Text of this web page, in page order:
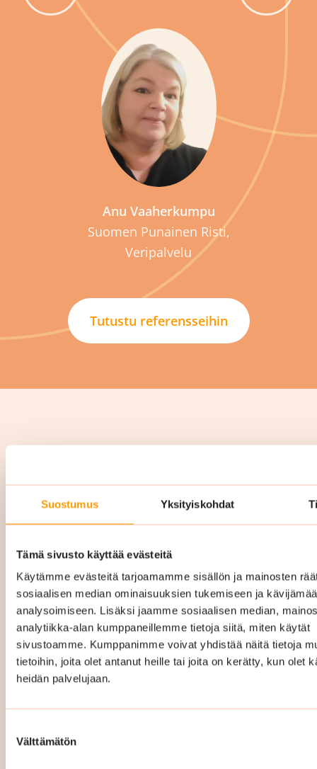
Suostumus Yksityiskohdat
Tämä sivusto käyttää evästeitä
Käytämme evästeitä tarjoamamme sisällön ja mainosten
sosiaalisen median ominaisuuksien tukemiseen ja
analysoimiseen. Lisäksi jaamme sosiaalisen median,
analytiikka-alan kumppaneillemme tietoja siitä, miten käytät
sivustoamme. Kumppanimme voivat yhdistää näitä tietoja
tietoihin, joita olet antanut heille tai joita on kerätty, kun olet
heidän palvelujaan.
valinta
Välttämätön
Anu Vaaherkumpu
Suomen Punainen Risti,
Veripalvelu
Tutustu referensseihin
Yrityssiivous Oulu hinta
riippuen mm. siivottavan kohteen pinta-alasta,
siivouskertojen määrästä ja millainen
palvelukokonaisuus teille räätälöidään. Hintaan
sisältyy kaikki tarvittavat siivousvälineet ja -
aineet.
Räätälöimme täysin teidän tarpeitanne ja
määräytyy sitten sen mukaan. Hintamme ovat